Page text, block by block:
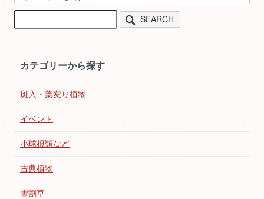
SEARCH
カテゴリーから探す
斑入・葉変り植物
イベント
小球根類など
古典植物
雪割草